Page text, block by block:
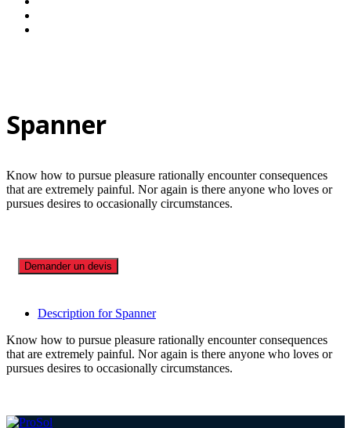
Spanner
Know how to pursue pleasure rationally encounter consequences
that are extremely painful. Nor again is there anyone who loves or
pursues desires to occasionally circumstances.
Demander un devis
Description for Spanner
Know how to pursue pleasure rationally encounter consequences
that are extremely painful. Nor again is there anyone who loves or
pursues desires to occasionally circumstances.